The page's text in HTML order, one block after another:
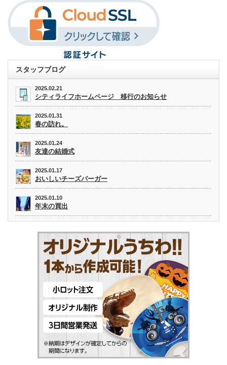
スタッフブログ
2025.02.21
シティライフホームページ 移行のお知らせ
2025.01.31
春の訪れ。
2025.01.24
友達の結婚式
2025.01.17
おいしいチーズバーガー
2025.01.10
年末の買出